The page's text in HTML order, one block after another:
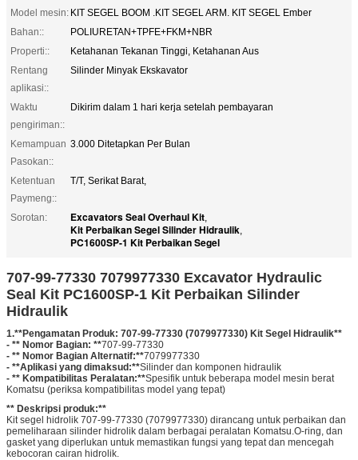
Model mesin: KIT SEGEL BOOM .KIT SEGEL ARM. KIT SEGEL Ember
Bahan::
POLIURETAN+TPFE+FKM+NBR
Properti::
Ketahanan Tekanan Tinggi, Ketahanan Aus
Rentang
aplikasi::
Silinder Minyak Ekskavator
Waktu
pengiriman::
Dikirim dalam 1 hari kerja setelah pembayaran
Kemampuan
Pasokan::
3.000 Ditetapkan Per Bulan
Ketentuan
Paymeng::
T/T, Serikat Barat,
Sorotan: Excavators Seal Overhaul Kit,
Kit Perbaikan Segel Silinder Hidraulik,
PC1600SP-1 Kit Perbaikan Segel
707-99-77330 7079977330 Excavator Hydraulic
Seal Kit PC1600SP-1 Kit Perbaikan Silinder
Hidraulik
1.**Pengamatan Produk: 707-99-77330 (7079977330) Kit Segel Hidraulik**
- ** Nomor Bagian: **707-99-77330
- ** Nomor Bagian Alternatif:**7079977330
- **Aplikasi yang dimaksud:**Silinder dan komponen hidraulik
- ** Kompatibilitas Peralatan:**Spesifik untuk beberapa model mesin berat
Komatsu (periksa kompatibilitas model yang tepat)
** Deskripsi produk:**
Kit segel hidrolik 707-99-77330 (7079977330) dirancang untuk perbaikan dan
pemeliharaan silinder hidrolik dalam berbagai peralatan Komatsu.O-ring, dan
gasket yang diperlukan untuk memastikan fungsi yang tepat dan mencegah
kebocoran cairan hidrolik.